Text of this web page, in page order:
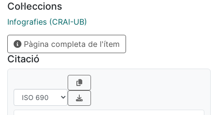
Col·leccions
Infografies (CRAI-UB)
Pàgina completa de l'ítem
Citació